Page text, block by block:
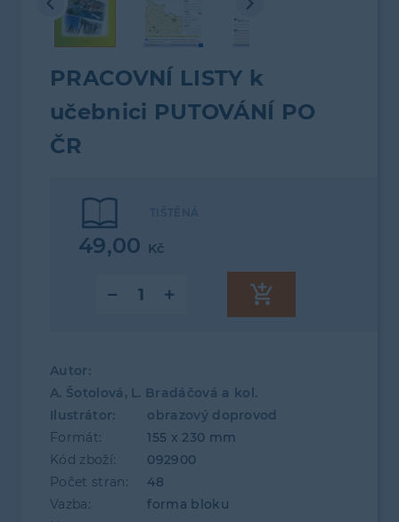
PRACOVNÍ LISTY k
učebnici PUTOVÁNÍ PO
ČR
49,00 Kč
Autor:
A. Šotolová, L. Bradáčová a kol.
Ilustrátor:
obrazový doprovod
Formát:
155 x 230 mm
Kód zboží:
092900
Počet stran:
48
Vazba:
forma bloku